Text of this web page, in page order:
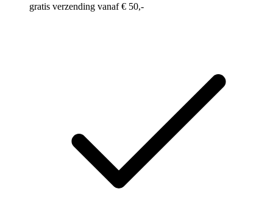
gratis verzending vanaf € 50,-